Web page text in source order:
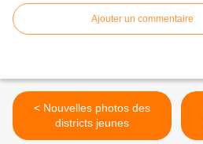
Ajouter un commentaire
< Nouvelles photos des
districts jeunes